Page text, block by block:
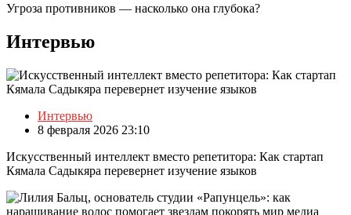
Угроза противников — насколько она глубока?
Интервью
Интервью
8 февраля 2026 23:10
Искусственный интеллект вместо репетитора: Как стартап
Кямала Садыкяра перевернет изучение языков